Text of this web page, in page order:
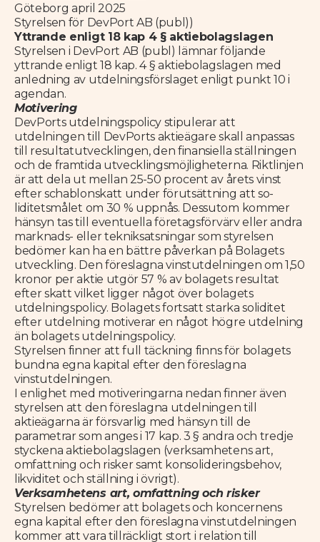
Göteborg april 2025
Styrelsen för DevPort AB (publ))
Yttrande enligt 18 kap 4 § aktiebolagslagen
Styrelsen i DevPort AB (publ) lämnar följande
yttrande enligt 18 kap. 4 § aktiebolagslagen med
anledning av utdelningsförslaget enligt punkt 10 i
agendan.
Motivering
DevPorts utdelningspolicy stipulerar att
utdelningen till DevPorts aktieägare skall anpassas
till resultatutvecklingen, den finansiella ställningen
och de framtida utveckling­smöjligheterna. Riktlinjen
är att dela ut mellan 25-50 procent av årets vinst
efter schablonskatt under förutsättning att so­
liditetsmålet om 30 % uppnås. Dessutom kommer
hänsyn tas till eventuella företagsförvärv eller andra
marknads- eller tekniksatsningar som styrelsen
bedömer kan ha en bättre påverkan på Bolagets
utveckling. Den föreslagna vinstutdelningen om 1,50
kronor per aktie utgör 57 % av bolagets resultat
efter skatt vilket ligger något över bolagets
utdelningspolicy. Bolagets fortsatt starka soliditet
efter utdelning motiverar en något högre utdelning
än bolagets utdelningspolicy.
Styrelsen finner att full täckning finns för bolagets
bundna egna kapital efter den föreslagna
vinstutdelningen.
I enlighet med motiveringarna nedan finner även
styrelsen att den föreslagna utdelningen till
aktieägarna är försvarlig med hänsyn till de
parametrar som anges i 17 kap. 3 § andra och tredje
styckena aktiebolagslagen (verksamhetens art,
omfattning och risker samt konsolideringsbehov,
likviditet och ställning i övrigt).
Verksamhetens art, omfattning och risker
Styrelsen bedömer att bolagets och koncernens
egna kapital efter den föreslagna vinstutdelningen
kommer att vara tillräckligt stort i relation till